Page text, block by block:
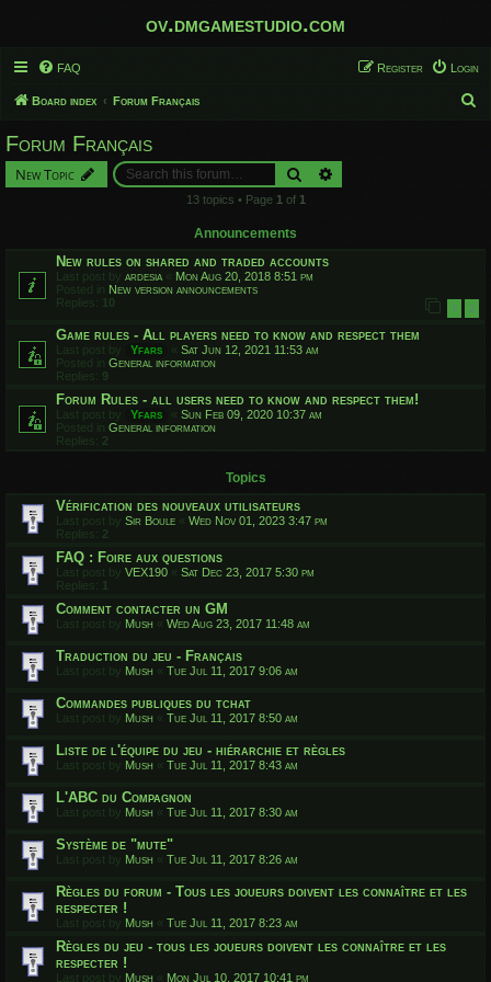
ov.dmgamestudio.com
FAQ Login
Register
Board index Forum Français
Forum Français
New Topic Search
13 topics • Page 1 of 1
Announcements
New rules on shared and traded accounts
Last post by ardesia « Mon Aug 20, 2018 8:51 pm
Posted in New version announcements
Replies: 10 1 2
Game rules - All players need to know and respect them
Last post by Yfars « Sat Jun 12, 2021 11:53 am
Posted in General information
Replies: 9
Forum Rules - all users need to know and respect them!
Last post by Yfars « Sun Feb 09, 2020 10:37 am
Posted in General information
Replies: 2
Topics
Vérification des nouveaux utilisateurs
Last post by Sir Boule « Wed Nov 01, 2023 3:47 pm
Replies: 2
FAQ : Foire aux questions
Last post by VEX190 « Sat Dec 23, 2017 5:30 pm
Replies: 1
Comment contacter un GM
Last post by Mush « Wed Aug 23, 2017 11:48 am
Traduction du jeu - Français
Last post by Mush « Tue Jul 11, 2017 9:06 am
Commandes publiques du tchat
Last post by Mush « Tue Jul 11, 2017 8:50 am
Liste de l'équipe du jeu - hiérarchie et règles
Last post by Mush « Tue Jul 11, 2017 8:43 am
L'ABC du Compagnon
Last post by Mush « Tue Jul 11, 2017 8:30 am
Système de "mute"
Last post by Mush « Tue Jul 11, 2017 8:26 am
Règles du forum - Tous les joueurs doivent les connaître et les
respecter !
Last post by Mush « Tue Jul 11, 2017 8:23 am
Règles du jeu - tous les joueurs doivent les connaître et les
respecter !
Last post by Mush « Mon Jul 10, 2017 10:41 pm